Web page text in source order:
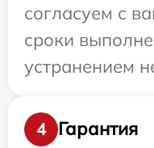
согласуем с
сроки
устранением
4
Гарантия